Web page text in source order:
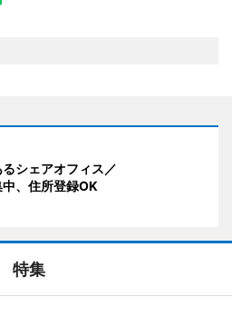
シェアオフィス／
中、住所登録OK
特集